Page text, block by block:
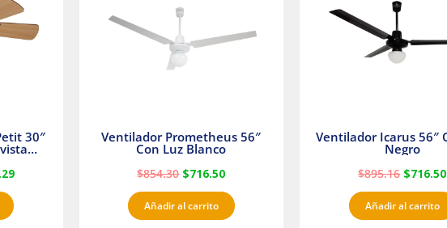
30″ Ventilador Prometheus 56″
Con Luz Blanco
$854.30 $716.50
Añadir al carrito
Ventilador Icarus 56″
Negro
$895.16 $716.50
Añadir al carrito